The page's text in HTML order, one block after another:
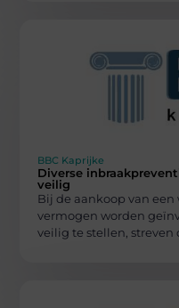
BBC Kaprijke
Diverse
veilig
Bij de aankoop van
vermogen worden
veilig te stellen, streven